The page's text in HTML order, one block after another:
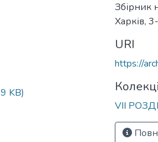
KB)
Збірник
Харків,
URI
https://
VІІ